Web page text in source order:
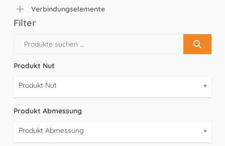
Verbindungselemente
Filter
Produkt Nut
Produkt Nut
Produkt Abmessung
Produkt Abmessung